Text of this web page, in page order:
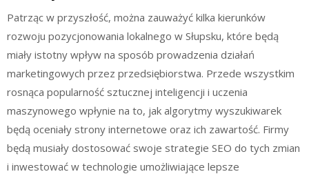
Patrząc w przyszłość, można zauważyć kilka kierunków
rozwoju pozycjonowania lokalnego w Słupsku, które będą
miały istotny wpływ na sposób prowadzenia działań
marketingowych przez przedsiębiorstwa. Przede wszystkim
rosnąca popularność sztucznej inteligencji i uczenia
maszynowego wpłynie na to, jak algorytmy wyszukiwarek
będą oceniały strony internetowe oraz ich zawartość. Firmy
będą musiały dostosować swoje strategie SEO do tych zmian
i inwestować w technologie umożliwiające lepsze